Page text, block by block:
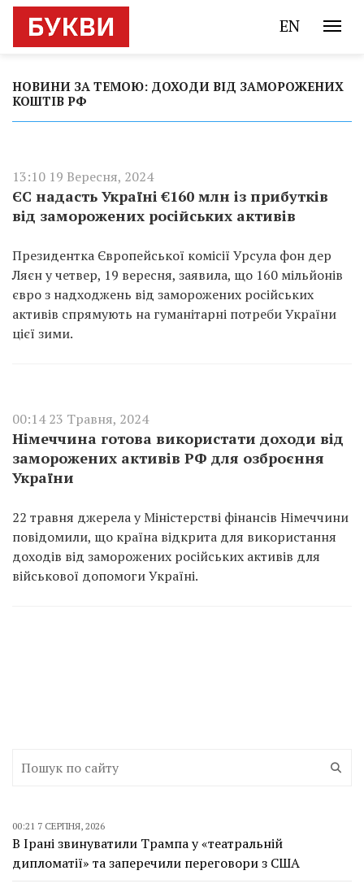
EN
НОВИНИ ЗА ТЕМОЮ: ДОХОДИ ВІД ЗАМОРОЖЕНИХ
КОШТІВ РФ
13:10 19 Вересня, 2024
ЄС надасть Україні €160 млн із прибутків
від заморожених російських активів
Президентка Європейської комісії Урсула фон дер
Ляєн у четвер, 19 вересня, заявила, що 160 мільйонів
євро з надходжень від заморожених російських
активів спрямують на гуманітарні потреби України
цієї зими.
00:14 23 Травня, 2024
Німеччина готова використати доходи від
заморожених активів РФ для озброєння
України
22 травня джерела у Міністерстві фінансів Німеччини
повідомили, що країна відкрита для використання
доходів від заморожених російських активів для
військової допомоги Україні.
00:21 7 СЕРПНЯ, 2026
В Ірані звинуватили Трампа у «театральній
дипломатії» та заперечили переговори з США